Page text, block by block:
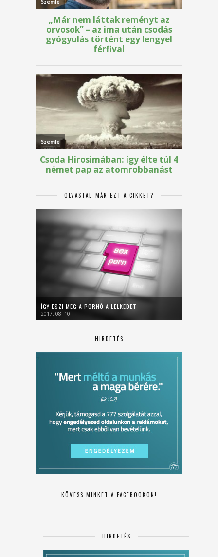
OLVASTAD MÁR EZT A CIKKET?
ÍGY ESZI MEG A PORNÓ A LELKEDET
2017. 08. 10.
HIRDETÉS
KÖVESS MINKET A FACEBOOKON!
HIRDETÉS